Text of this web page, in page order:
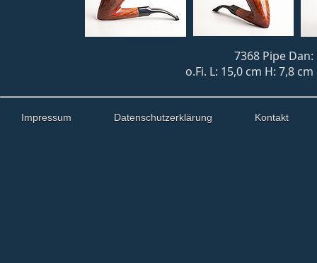
7368 Pipe Dan:
o.Fi. L: 15,0 cm H: 7,8
Impressum Datenschutzerklärung Kontakt